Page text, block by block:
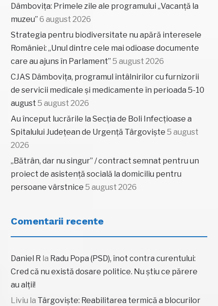
Dâmbovița: Primele zile ale programului „Vacanță la
muzeu” 6 august 2026
Strategia pentru biodiversitate nu apără interesele
României: „Unul dintre cele mai odioase documente
care au ajuns în Parlament” 5 august 2026
CJAS Dâmbovița, programul întâlnirilor cu furnizorii
de servicii medicale și medicamente în perioada 5-10
august 5 august 2026
Au început lucrările la Secția de Boli Infecțioase a
Spitalului Județean de Urgență Târgoviște 5 august
2026
„Bătrân, dar nu singur” / contract semnat pentru un
proiect de asistență socială la domiciliu pentru
persoane vârstnice 5 august 2026
Comentarii recente
Daniel R la Radu Popa (PSD), înot contra curentului:
Cred că nu există dosare politice. Nu știu ce părere
au alții!
Liviu la Târgoviște: Reabilitarea termică a blocurilor